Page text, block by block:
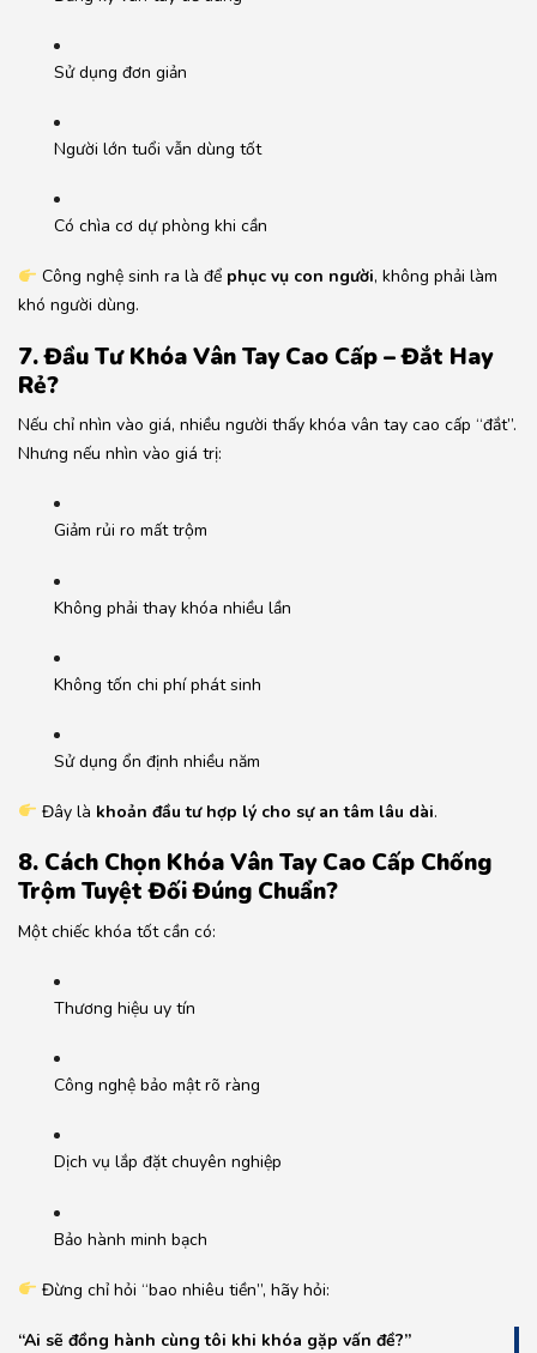
Sử dụng đơn giản
Người lớn tuổi vẫn dùng tốt
Có chìa cơ dự phòng khi cần
Công nghệ sinh ra là để phục vụ con người, không phải làm
khó người dùng.
7. Đầu Tư Khóa Vân Tay Cao Cấp – Đắt Hay
Rẻ?
Nếu chỉ nhìn vào giá, nhiều người thấy khóa vân tay cao cấp “đắt”.
Nhưng nếu nhìn vào giá trị:
Giảm rủi ro mất trộm
Không phải thay khóa nhiều lần
Không tốn chi phí phát sinh
Sử dụng ổn định nhiều năm
Đây là khoản đầu tư hợp lý cho sự an tâm lâu dài.
8. Cách Chọn Khóa Vân Tay Cao Cấp Chống
Trộm Tuyệt ĐốiĐúng Chuẩn?
Một chiếc khóa tốt cần có:
Thương hiệu uy tín
Công nghệ bảo mật rõ ràng
Dịch vụ lắp đặt chuyên nghiệp
Bảo hành minh bạch
Đừng chỉ hỏi “bao nhiêu tiền”, hãy hỏi:
“Ai sẽ đồng hành cùng tôi khi khóa gặp vấn đề?”